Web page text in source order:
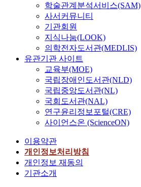
학술관계분석서비스(SAM)
사서커뮤니티
기관회원
지식나눔(LOOK)
의학전자도서관(MEDLIS)
유관기관 사이트
교육부(MOE)
국립장애인도서관(NLD)
국립중앙도서관(NL)
국회도서관(NAL)
연구윤리정보포털(CRE)
사이언스온 (ScienceON)
이용약관
개인정보처리방침
개인정보 재동의
기관소개